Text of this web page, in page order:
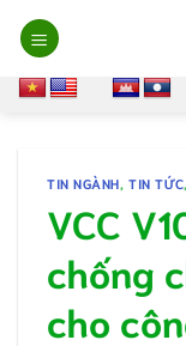
Chuyển
đến
nội
dung
TIN NGÀNH,TIN TỨC
VCC
chống
cho